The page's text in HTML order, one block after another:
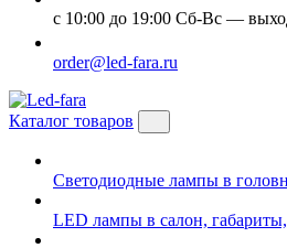
с 10:00 до 19:00 Сб-Вс —
order@led-fara.ru
Каталог товаров
Светодиодные лампы в
LED лампы в салон,